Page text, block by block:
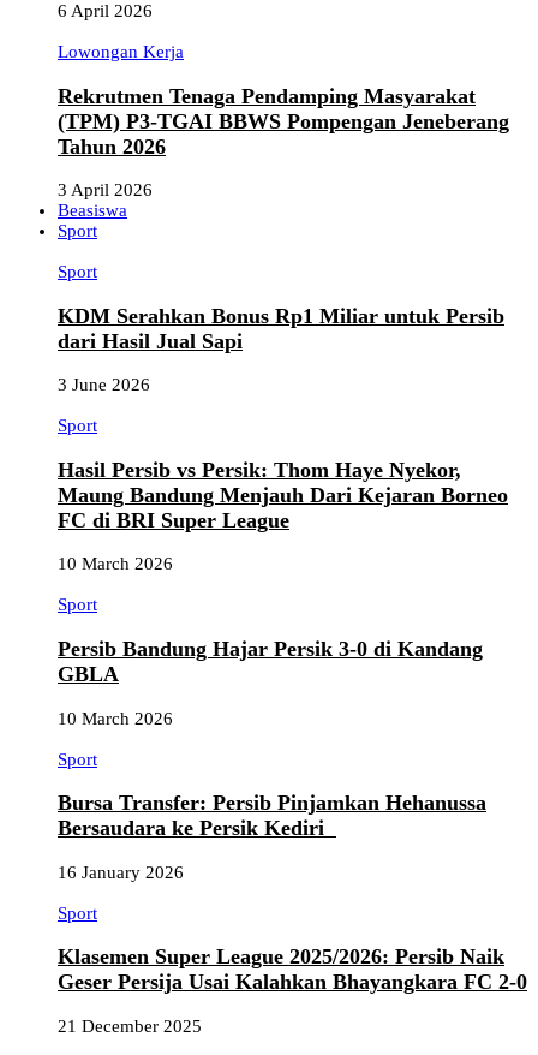
6 April 2026
Lowongan Kerja
Rekrutmen Tenaga Pendamping Masyarakat
(TPM) P3-TGAI BBWS Pompengan Jeneberang
Tahun 2026
3 April 2026
Beasiswa
Sport
Sport
KDM Serahkan Bonus Rp1 Miliar untuk Persib
dari Hasil Jual Sapi
3 June 2026
Sport
Hasil Persib vs Persik: Thom Haye Nyekor,
Maung Bandung Menjauh Dari Kejaran Borneo
FC di BRI Super League
10 March 2026
Sport
Persib Bandung Hajar Persik 3-0 di Kandang
GBLA
10 March 2026
Sport
Bursa Transfer: Persib Pinjamkan Hehanussa
Bersaudara ke Persik Kediri
16 January 2026
Sport
Klasemen Super League 2025/2026: Persib Naik
Geser Persija Usai Kalahkan Bhayangkara FC 2-0
21 December 2025